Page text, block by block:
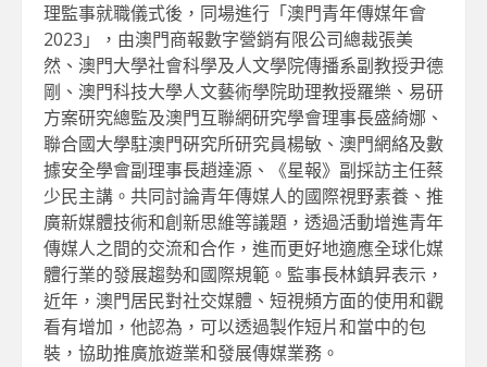
理監事就職儀式後，同場進行「澳門青年傳媒年會
2023」，由澳門商報數字營銷有限公司總裁張美
然、澳門大學社會科學及人文學院傳播系副教授尹德
剛、澳門科技大學人文藝術學院助理教授羅樂、易研
方案研究總監及澳門互聯網研究學會理事長盛綺娜、
聯合國大學駐澳門硏究所研究員楊敏、澳門網絡及數
據安全學會副理事長趙達源、《星報》副採訪主任蔡
少民主講。共同討論青年傳媒人的國際視野素養、推
廣新媒體技術和創新思維等議題，透過活動增進青年
傳媒人之間的交流和合作，進而更好地適應全球化媒
體行業的發展趨勢和國際規範。監事長林鎮昇表示，
近年，澳門居民對社交媒體、短視頻方面的使用和觀
看有增加，他認為，可以透過製作短片和當中的包
裝，協助推廣旅遊業和發展傳媒業務。